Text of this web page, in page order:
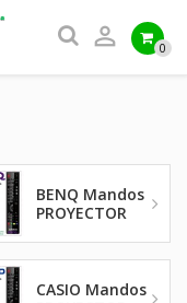
 0
BENQ Mandos
PROYECTOR
CASIO Mandos